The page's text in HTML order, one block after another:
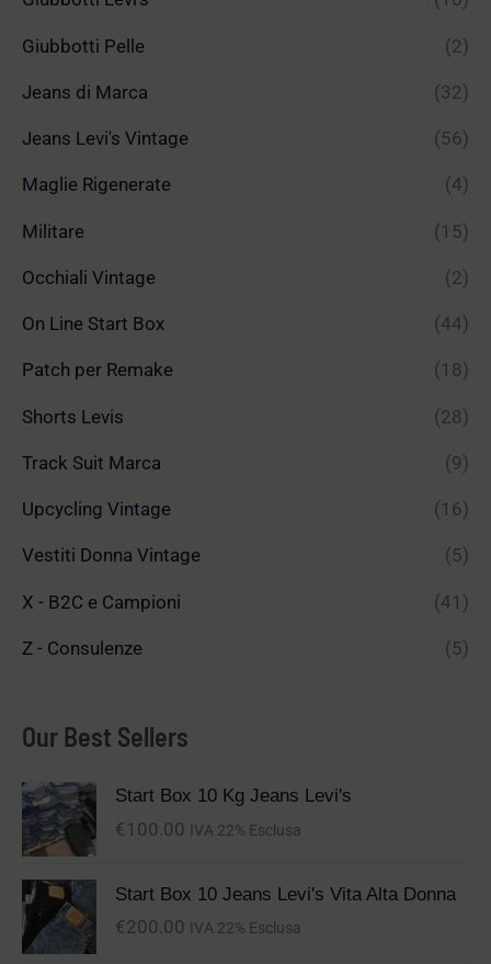
Giubbotti Pelle (2)
Jeans di Marca (32)
Jeans Levi's Vintage (56)
Maglie Rigenerate (4)
Militare (15)
Occhiali Vintage (2)
On Line Start Box (44)
Patch per Remake (18)
Shorts Levis (28)
Track Suit Marca (9)
Upcycling Vintage (16)
Vestiti Donna Vintage (5)
X - B2C e Campioni (41)
Z - Consulenze (5)
Our Best Sellers
Start Box 10 Kg Jeans Levi's
€ 100.00 IVA 22% Esclusa
Start Box 10 Jeans Levi's Vita Alta Donna
€200.00 IVA 22% Esclusa